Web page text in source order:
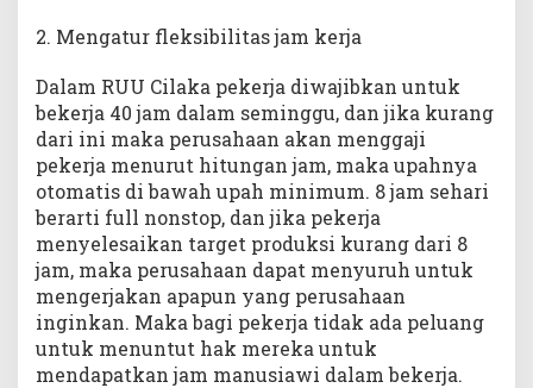
2. Mengatur fleksibilitas jam kerja
Dalam RUU Cilaka pekerja diwajibkan untuk
bekerja 40 jam dalam seminggu, dan jika kurang
dari ini maka perusahaan akan menggaji
pekerja menurut hitungan jam, maka upahnya
otomatis di bawah upah minimum. 8 jam sehari
berarti full nonstop, dan jika pekerja
menyelesaikan target produksi kurang dari 8
jam, maka perusahaan dapat menyuruh untuk
mengerjakan apapun yang perusahaan
inginkan. Maka bagi pekerja tidak ada peluang
untuk menuntut hak mereka untuk
mendapatkan jam manusiawi dalam bekerja.